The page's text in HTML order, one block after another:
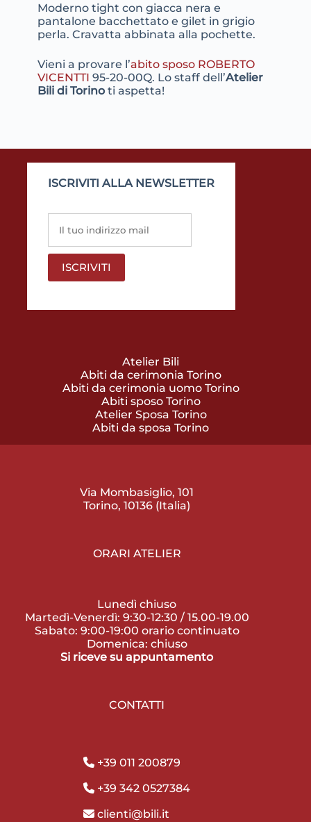
Moderno tight con giacca nera e
pantalone bacchettato e gilet in grigio
perla. Cravatta abbinata alla pochette.
Vieni a provare l’abito sposo ROBERTO
VICENTTI 95-20-00Q. Lo staff dell’Atelier
Bili di Torinoti aspetta!
ISCRIVITI ALLA NEWSLETTER
Atelier Bili
Abiti da cerimonia Torino
Abiti da cerimonia uomo Torino
Abiti sposo Torino
Atelier Sposa Torino
Abiti da sposa Torino
Via Mombasiglio, 101
Torino, 10136 (Italia)
ORARI ATELIER
Lunedì chiuso
Martedì-Venerdì: 9:30-12:30 / 15.00-19.00
Sabato: 9:00-19:00 orario continuato
Domenica: chiuso
Si riceve su appuntamento
CONTATTI
+39 011 200879
+39 342 0527384
clienti@bili.it